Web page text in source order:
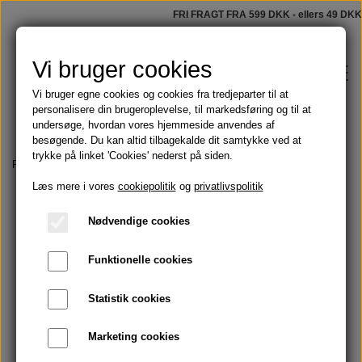
FRI FRAGT FRA 599 DKK - ellers 49 DKK
Shop
Skægolie og barbering
Håndmalede badeforhæng
Blog
Om
Forside Faste sæber Saltsæbe med pebermynte og krusemynte
Vi bruger cookies
Vi bruger egne cookies og cookies fra tredjeparter til at
personalisere din brugeroplevelse, til markedsføring og til at
undersøge, hvordan vores hjemmeside anvendes af
besøgende. Du kan altid tilbagekalde dit samtykke ved at
trykke på linket 'Cookies' nederst på siden.
Læs mere i vores cookiepolitikog privatlivspolitik
Nødvendige cookies
Funktionelle cookies
Statistik cookies
Marketing cookies